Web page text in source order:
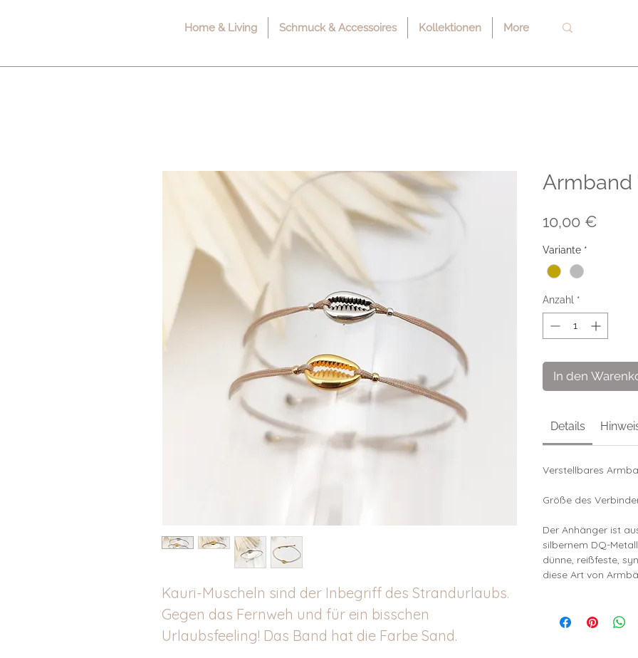
Home & Living Schmuck & Accessoires Kollektionen More
Kauri-Muscheln sind der Inbegriff des Strandurlaubs.
Gegen das Fernweh und für ein bisschen
Urlaubsfeeling! Das Band hat die Farbe Sand.
Armband
10,00 €
Variante *
Anzahl *
In den
Details
Verstellbares
Größe des
Der Anhänger ist
silbernem DQ-
dünne, reißfeste,
diese Art von